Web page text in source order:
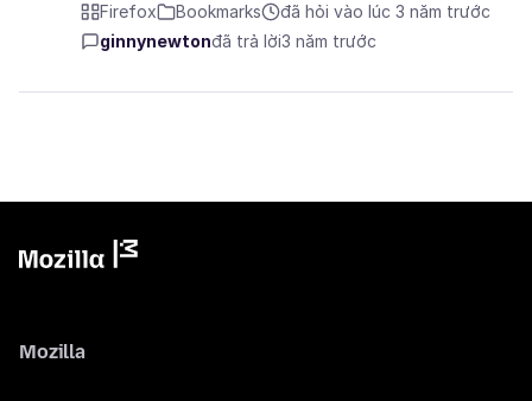
Firefox Bookmarks
đã hỏi vào lúc 3 năm trước
ginnynewtonđã trả lời3 năm trước
Mozilla